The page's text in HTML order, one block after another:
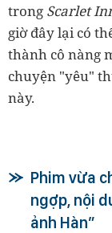
trong Scarlet
giờ đây lại có
thành cô nàng
chuyện "yêu"
này.
Phim vừa
ngợp, nội
ảnh Hàn”